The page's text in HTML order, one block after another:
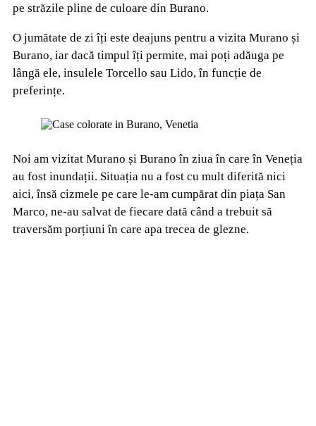
pe străzile pline de culoare din Burano.
O jumătate de zi îți este deajuns pentru a vizita Murano și
Burano, iar dacă timpul îți permite, mai poți adăuga pe
lângă ele, insulele Torcello sau Lido, în funcție de
preferințe.
Noi am vizitat Murano și Burano în ziua în care în Veneția
au fost inundații. Situația nu a fost cu mult diferită nici
aici, însă cizmele pe care le-am cumpărat din piața San
Marco, ne-au salvat de fiecare dată când a trebuit să
traversăm porțiuni în care apa trecea de glezne.